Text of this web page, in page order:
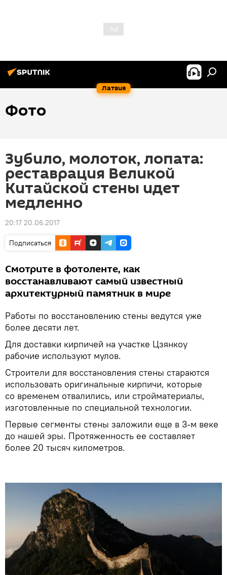
Латвия
Фото
Зубило, молоток, лопата:
реставрация Великой
Китайской стены идет
медленно
20:17 20.06.2017
Подписаться
Смотрите в фотоленте, как
восстанавливают самый известный
архитектурный памятник в мире
Работы по восстановлению стены ведутся уже
более десяти лет.
Для доставки кирпичей на участке Цзянкоу
рабочие используют мулов.
Строители для восстановления стены стараются
использовать оригинальные кирпичи, которые
со временем отвалились, или стройматериалы,
изготовленные по специальной технологии.
Первые сегменты стены заложили еще в 3-м веке
до нашей эры. Протяженность ее составляет
более 20 тысяч километров.